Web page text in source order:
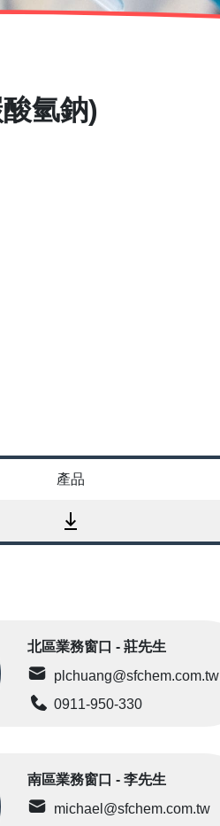
氫鈉)
產品
北區業務窗口 - 莊先生
plchuang@sfchem.com.tw
0911-950-330
南區業務窗口 - 李先生
michael@sfchem.com.tw